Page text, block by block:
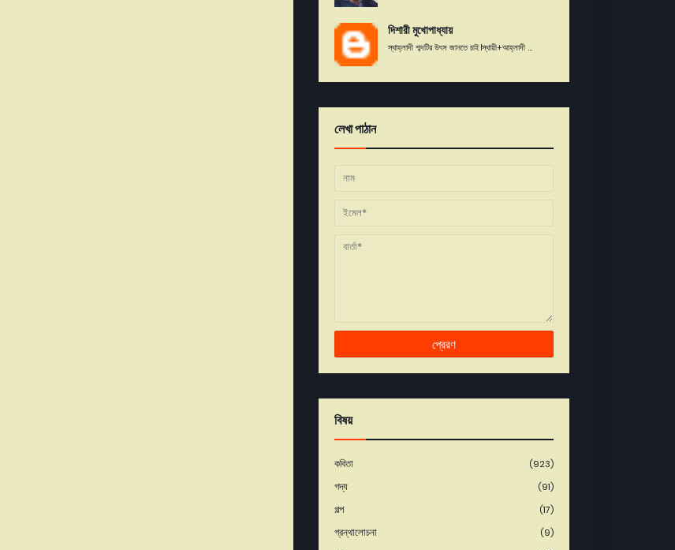
দিশারী মুখোপাধ্যায়
স্থাহ্লাদী শব্দটির উৎস জানতে চাই।স্থায়ী+আহ্লাদী ...
লেখা পাঠান
বিষয়
কবিতা (923)
গদ্য (91)
গল্প (17)
গ্রন্থালোচনা (9)